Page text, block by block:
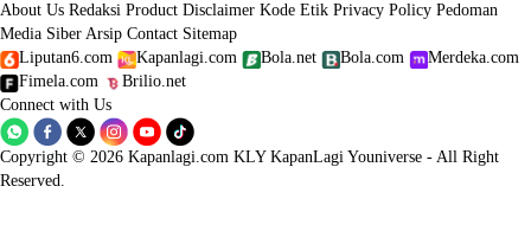
About Us Redaksi Product Disclaimer Kode Etik Privacy Policy Pedoman
Media Siber Arsip Contact Sitemap
Liputan6.com
Kapanlagi.com Bola.net Bola.com
Merdeka.com
Fimela.com
Brilio.net
Connect with Us
Copyright © 2026 Kapanlagi.com KLY KapanLagi Youniverse - All Right
Reserved.